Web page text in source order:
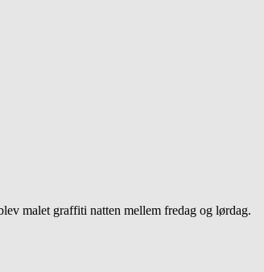
malet graffiti natten mellem fredag og lørdag.